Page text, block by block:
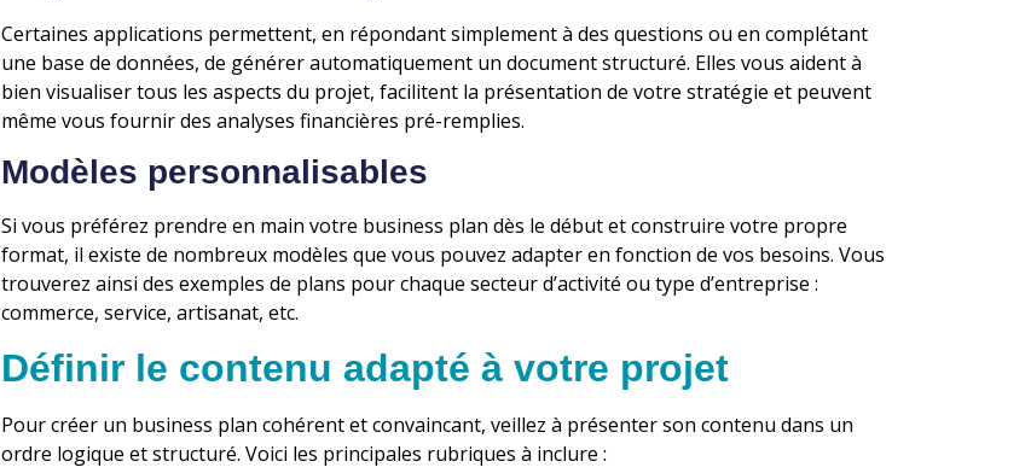
Certaines applications permettent, en répondant simplement à des questions ou en complétant
une base de données, de générer automatiquement un document structuré. Elles vous aident à
bien visualiser tous les aspects du projet, facilitent la présentation de votre stratégie et peuvent
même vous fournir des analyses financières pré-remplies.
Modèles personnalisables
Si vous préférez prendre en main votre business plan dès le début et construire votre propre
format, il existe de nombreux modèles que vous pouvez adapter en fonction de vos besoins. Vous
trouverez ainsi des exemples de plans pour chaque secteur d’activité ou type d’entreprise :
commerce, service, artisanat, etc.
Définir le contenu adapté à votre projet
Pour créer un business plan cohérent et convaincant, veillez à présenter son contenu dans un
ordre logique et structuré. Voici les principales rubriques à inclure :